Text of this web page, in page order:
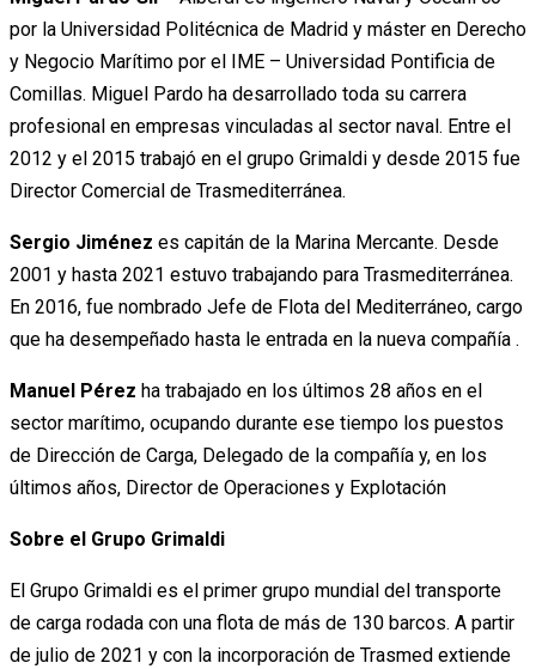
por la Universidad Politécnica de Madrid y máster en Derecho
y Negocio Marítimo por el IME – Universidad Pontificia de
Comillas. Miguel Pardo ha desarrollado toda su carrera
profesional en empresas vinculadas al sector naval. Entre el
2012 y el 2015 trabajó en el grupo Grimaldi y desde 2015 fue
Director Comercial de Trasmediterránea.
Sergio Jiménez es capitán de la Marina Mercante. Desde
2001 y hasta 2021 estuvo trabajando para Trasmediterránea.
En 2016, fue nombrado Jefe de Flota del Mediterráneo, cargo
que ha desempeñado hasta le entrada en la nueva compañía .
Manuel Pérez ha trabajado en los últimos 28 años en el
sector marítimo, ocupando durante ese tiempo los puestos
de Dirección de Carga, Delegado de la compañía y, en los
últimos años, Director de Operaciones y Explotación
Sobre el Grupo Grimaldi
El Grupo Grimaldi es el primer grupo mundial del transporte
de carga rodada con una flota de más de 130 barcos. A partir
de julio de 2021 y con la incorporación de Trasmed extiende